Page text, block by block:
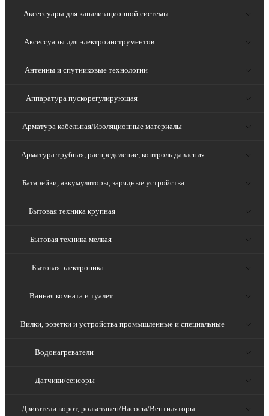
Аксессуары для канализационной системы
Аксессуары для электроинструментов
Антенны и спутниковые технологии
Аппаратура пускорегулирующая
Арматура кабельная/Изоляционные материалы
Арматура трубная, распределение, контроль давления
Батарейки, аккумуляторы, зарядные устройства
Бытовая техника крупная
Бытовая техника мелкая
Бытовая электроника
Ванная комната и туалет
Вилки, розетки и устройства промышленные и специальные
Водонагреватели
Датчики/сенсоры
Двигатели ворот, рольставен/Насосы/Вентиляторы